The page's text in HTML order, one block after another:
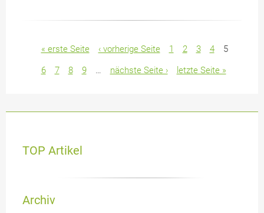
Seiten« erste Seite ‹ vorherige Seite 1 2 3 4
5
6
7 8 9 nächste Seite › letzte Seite »
TOP Artikel
Archiv